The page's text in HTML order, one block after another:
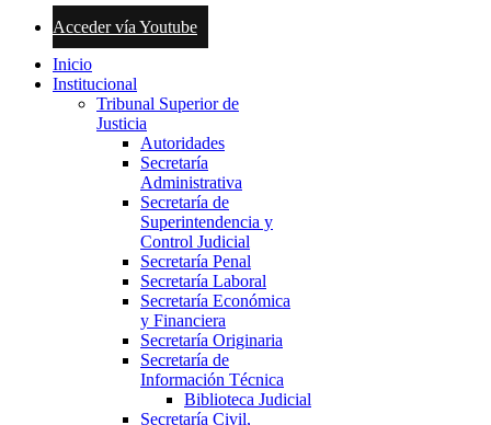
Acceder vía Youtube
Inicio
Institucional
Tribunal Superior de
Justicia
Autoridades
Secretaría
Administrativa
Secretaría de
Superintendencia y
Control Judicial
Secretaría Penal
Secretaría Laboral
Secretaría Económica
y Financiera
Secretaría Originaria
Secretaría de
Información Técnica
Biblioteca Judicial
Secretaría Civil,